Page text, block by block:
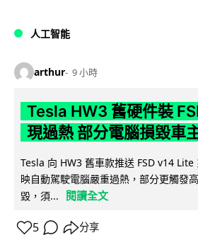
人工智能
arthur 9 小時
Tesla HW3 舊硬件裝
現過熱 部分電腦損毀車
Tesla 向 HW3 舊車款推送 FSD v14 Lite
映自動駕駛電腦嚴重過熱，部分更觸發
毀，須...
閱讀全文
5 分享